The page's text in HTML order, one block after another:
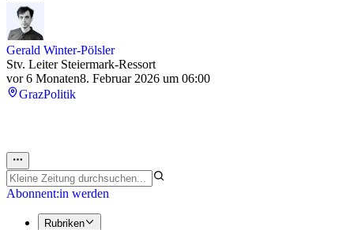
Gerald Winter-Pölsler
Stv. Leiter Steiermark-Ressort
vor 6 Monaten8. Februar 2026 um 06:00
GrazPolitik
Abonnent:in werden
Rubriken